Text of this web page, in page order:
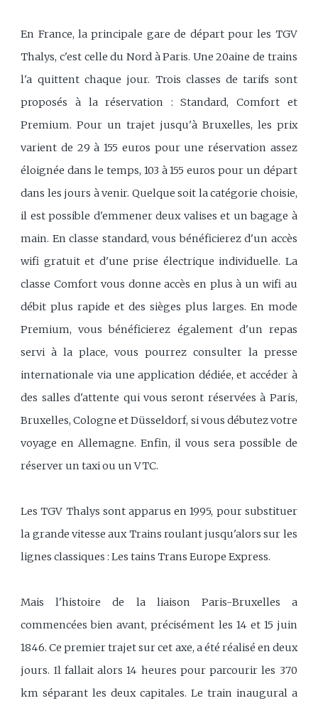
En France, la principale gare de départ pour les TGV
Thalys, c'est celle du Nord à Paris. Une 20aine de trains
l'a quittent chaque jour. Trois classes de tarifs sont
proposés à la réservation : Standard, Comfort et
Premium. Pour un trajet jusqu'à Bruxelles, les prix
varient de 29 à 155 euros pour une réservation assez
éloignée dans le temps, 103 à 155 euros pour un départ
dans les jours à venir. Quelque soit la catégorie choisie,
il est possible d'emmener deux valises et un bagage à
main. En classe standard, vous bénéficierez d'un accès
wifi gratuit et d'une prise électrique individuelle. La
classe Comfort vous donne accès en plus à un wifi au
débit plus rapide et des sièges plus larges. En mode
Premium, vous bénéficierez également d'un repas
servi à la place, vous pourrez consulter la presse
internationale via une application dédiée, et accéder à
des salles d'attente qui vous seront réservées à Paris,
Bruxelles, Cologne et Düsseldorf, si vous débutez votre
voyage en Allemagne. Enfin, il vous sera possible de
réserver un taxi ou un VTC.
Les TGV Thalys sont apparus en 1995, pour substituer
la grande vitesse aux Trains roulant jusqu'alors sur les
lignes classiques : Les tains Trans Europe Express.
Mais l'histoire de la liaison Paris-Bruxelles a
commencées bien avant, précisément les 14 et 15 juin
1846. Ce premier trajet sur cet axe, a été réalisé en deux
jours. Il fallait alors 14 heures pour parcourir les 370
km séparant les deux capitales. Le train inaugural a